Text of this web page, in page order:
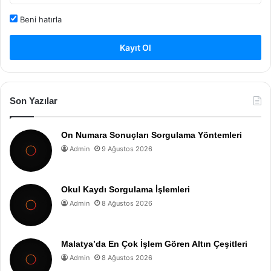
Beni hatırla
Kayıt Ol
Son Yazılar
On Numara Sonuçları Sorgulama Yöntemleri
Admin 9 Ağustos 2026
Okul Kaydı Sorgulama İşlemleri
Admin 8 Ağustos 2026
Malatya’da En Çok İşlem Gören Altın Çeşitleri
Admin 8 Ağustos 2026